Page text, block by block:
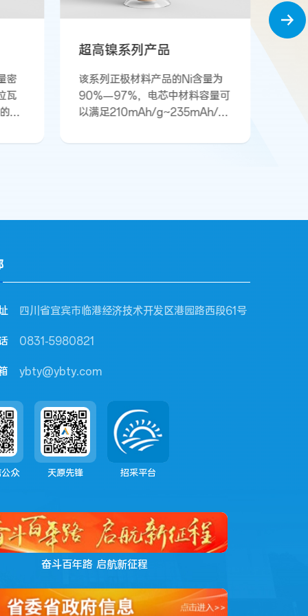
为
量可
g
以同
中镍高电压系列产品
产品是满足4.4V/4.45V高电压
EV用的正极材料，对长寿命、快
充、低 SOC 下功率性能等不同
满足新能源汽车长续航里程、4C
四川省宜宾市临港经济技术开发区港园路西段61号
0831-5980821
ybty@ybty.com
众 天原先锋 招采平台
奋斗百年路 启航新征程